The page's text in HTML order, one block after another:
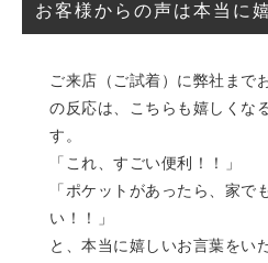
お客様からの声は本当に
ご来店（ご試着）に弊社まで
の反応は、こちらも嬉しくな
す。
「これ、すごい便利！！」
「ポケットがあったら、家で
い！！」
と、本当に嬉しいお言葉をい